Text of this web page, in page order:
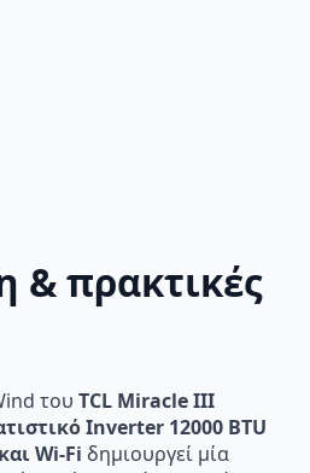
& πρακτικές
του TCL Miracle III
Inverter 12000 BTU
Wi-Fi δημιουργεί μία